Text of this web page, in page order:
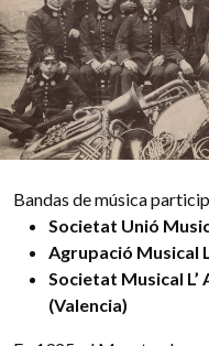
Bandas de música
Societat Unió
Agrupació Musical
Societat Musical
(Valencia)